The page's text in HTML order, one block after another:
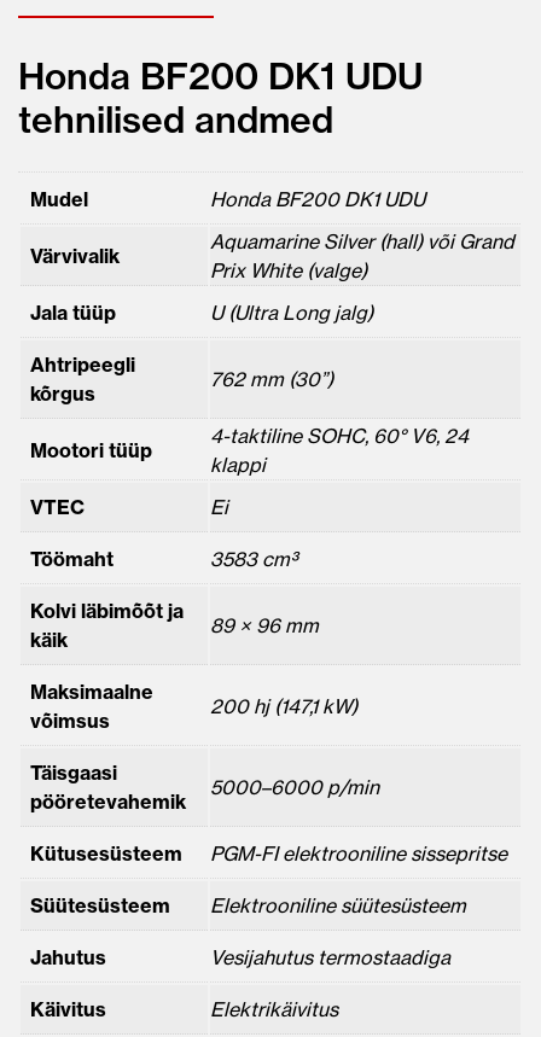
Honda BF200 DK1 UDU
tehnilised andmed
Mudel Honda BF200 DK1 UDU
Värvivalik
Aquamarine Silver (hall) või Grand
Prix White (valge)
Jala tüüp
U (Ultra Long jalg)
Ahtripeegli
kõrgus
762 mm (30”)
Mootori tüüp
4-taktiline SOHC, 60° V6, 24
klappi
VTEC
Ei
Töömaht 3583 cm³
Kolvi läbimõõt ja
käik
89 × 96 mm
Maksimaalne
võimsus
200 hj (147,1 kW)
Täisgaasi
pööretevahemik
5000–6000 p/min
Kütusesüsteem PGM-FI elektrooniline sissepritse
Süütesüsteem Elektrooniline süütesüsteem
Jahutus Vesijahutus termostaadiga
Käivitus Elektrikäivitus